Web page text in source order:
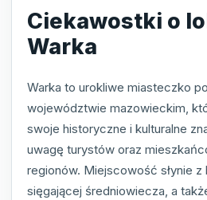
Ciekawostki o
Warka
Warka to urokliwe miasteczko
województwie mazowieckim,
swoje historyczne i kulturalne
uwagę turystów oraz
regionów. Miejscowość słynie z
sięgającej średniowiecza, a